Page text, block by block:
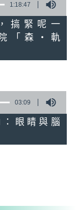
1:18:47
搞緊呢一
「森・軌
03:09
眼睛與腦